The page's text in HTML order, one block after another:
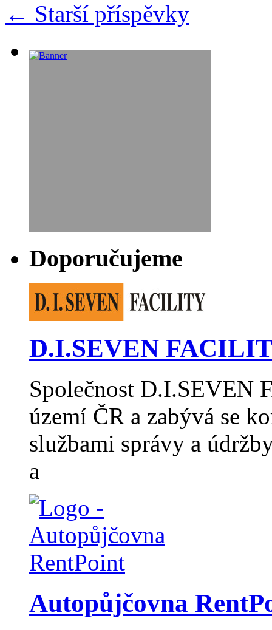
← Starší příspěvky
Doporučujeme
D.I.SEVEN
Společnost D.I.SEVEN
území ČR a zabývá se
službami správy a
a
Autopůjčovna